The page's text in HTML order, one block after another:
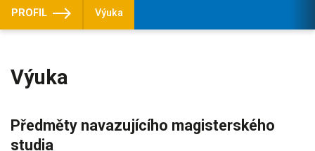
PROFIL Výuka
Výuka
Předměty navazujícího magisterského
studia